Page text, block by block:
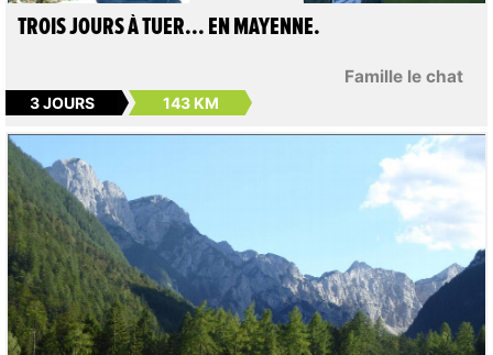
Famille le chat
TROIS JOURS À TUER... EN MAYENNE.
3 JOURS 143 KM